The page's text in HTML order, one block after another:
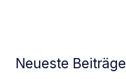
Neueste Beiträge